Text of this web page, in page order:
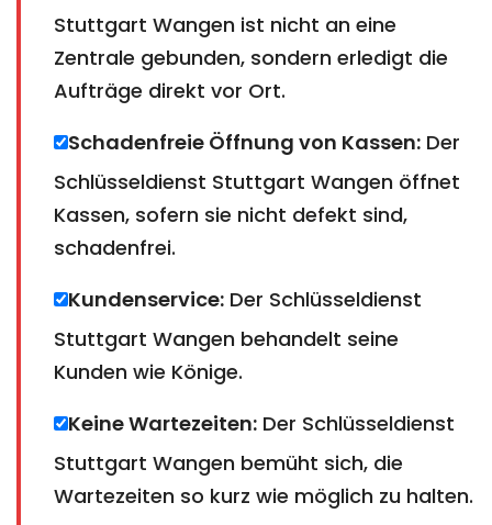
Stuttgart Wangen ist nicht an eine
Zentrale gebunden, sondern erledigt die
Aufträge direkt vor Ort.
Schadenfreie Öffnung von Kassen: Der
Schlüsseldienst Stuttgart Wangen öffnet
Kassen, sofern sie nicht defekt sind,
schadenfrei.
Kundenservice: Der Schlüsseldienst
Stuttgart Wangen behandelt seine
Kunden wie Könige.
Keine Wartezeiten: Der Schlüsseldienst
Stuttgart Wangen bemüht sich, die
Wartezeiten so kurz wie möglich zu halten.